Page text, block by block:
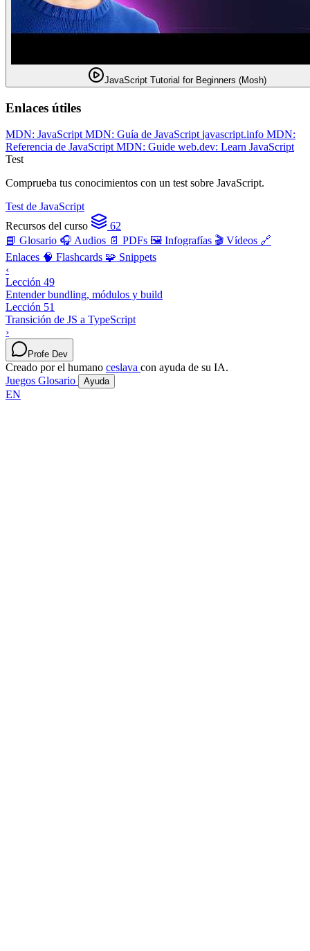
JavaScript Tutorial for Beginners (Mosh)
Enlaces útiles
MDN: JavaScriptMDN: Guía de JavaScriptjavascript.info MDN:
Referencia de JavaScriptMDN: Guide web.dev: Learn JavaScript
Test
Comprueba tus conocimientos con un test sobre JavaScript.
Test de JavaScript
Recursos del curso
62
📘 Glosario 🎧 Audios 📄 PDFs 🖼️ Infografías 🎬 Vídeos 🔗
Enlaces 🧠 Flashcards 🧩 Snippets
‹
Lección 49
Entender bundling, módulos y build
Lección 51
Transición de JS a TypeScript
›
Profe Dev
Creado por el humano ceslava con ayuda de su IA.
Juegos Glosario Ayuda
EN